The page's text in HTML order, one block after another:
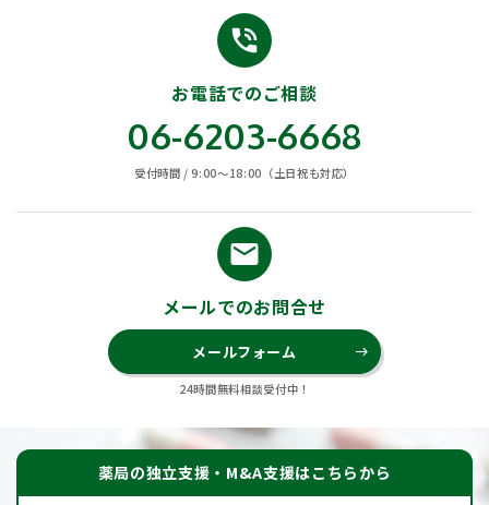
phone_in_talk
お電話でのご相談
06-6203-6668
受付時間 / 9:00〜18:00（土日祝も対応）
email
メールでのお問合せ
メールフォーム east
24時間無料相談受付中！
薬局の独立支援・M&A支援はこちらから